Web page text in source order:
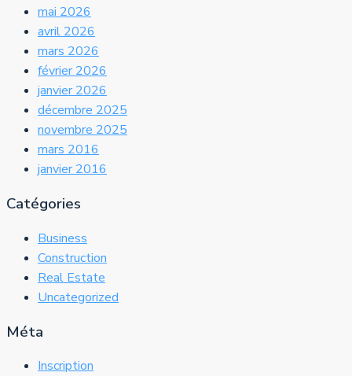
mai 2026
avril 2026
mars 2026
février 2026
janvier 2026
décembre 2025
novembre 2025
mars 2016
janvier 2016
Catégories
Business
Construction
Real Estate
Uncategorized
Méta
Inscription